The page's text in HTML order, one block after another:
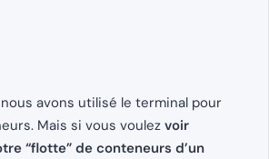
avons utilisé le terminal pour
Mais si vous voulez voir
“flotte” de conteneurs d’un